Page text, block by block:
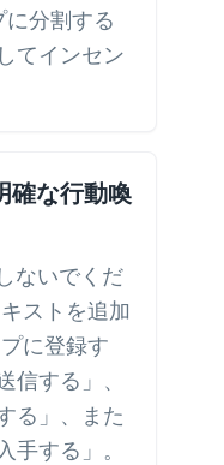
分割する
てインセン
確な行動喚
ないでくだ
ストを追加
に登録す
信する」、
る」、また
手する」。